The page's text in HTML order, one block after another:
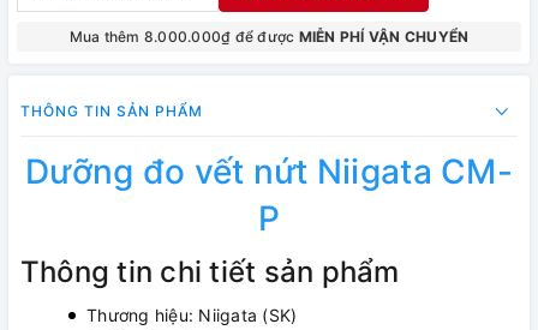
Mua thêm 8.000.000₫ để được MIỄN PHÍ VẬN CHUYỂN
THÔNG TIN SẢN PHẨM
Dưỡng đo vết nứt Niigata CM-
P
Thông tin chi tiết sản phẩm
Thương hiệu: Niigata (SK)